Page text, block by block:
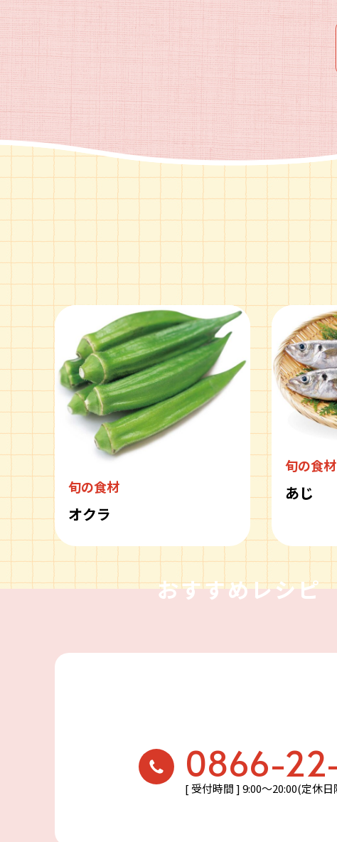
旬の食材
オクラ
旬の食材
あじ
おすすめレシピ
0866-
[ 受付時間 ] 9:00〜20:00(定休日